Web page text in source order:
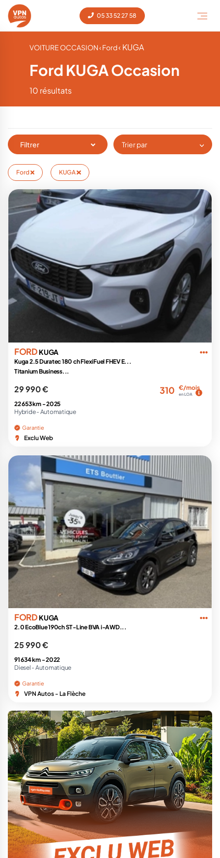
05 33 52 27 58
VOITURE OCCASION‹ Ford‹ KUGA
Ford KUGA Occasion
10 résultats
Filtrer Trier par
Ford KUGA
FORD KUGA
Kuga 2.5 Duratec 180 ch FlexiFuel FHEV E...
Titanium Business...
29 990 € 310 €/mois
en LOA
22 653 km -2025
Hybride - Automatique
Garantie
Exclu Web
FORD KUGA
2.0 EcoBlue 190ch ST-Line BVA i-AWD...
25 990 €
91 634 km -2022
Diesel - Automatique
Garantie
VPN Autos - La Flèche